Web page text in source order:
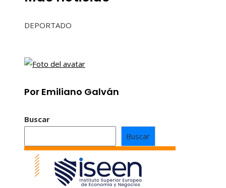
DEPORTADO
Por Emiliano Galván
Buscar
Buscar